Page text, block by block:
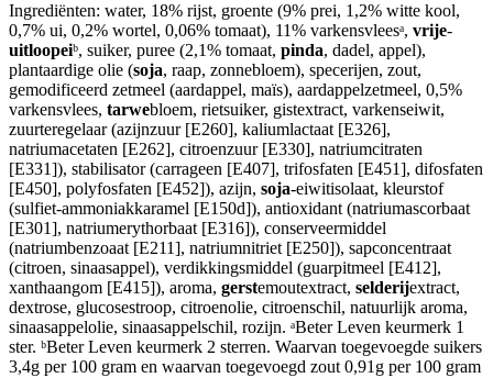
Ingrediënten: water, 18% rijst, groente (9% prei, 1,2% witte kool,
0,7% ui, 0,2% wortel, 0,06% tomaat), 11% varkensvleesᵃ, vrije-
uitloopeiᵇ, suiker, puree (2,1% tomaat, pinda, dadel, appel),
plantaardige olie (soja, raap, zonnebloem), specerijen, zout,
gemodificeerd zetmeel (aardappel, maïs), aardappelzetmeel, 0,5%
varkensvlees, tarwebloem, rietsuiker, gistextract, varkenseiwit,
zuurteregelaar (azijnzuur [E260], kaliumlactaat [E326],
natriumacetaten [E262], citroenzuur [E330], natriumcitraten
[E331]), stabilisator (carrageen [E407], trifosfaten [E451], difosfaten
[E450], polyfosfaten [E452]), azijn, soja-eiwitisolaat, kleurstof
(sulfiet-ammoniakkaramel [E150d]), antioxidant (natriumascorbaat
[E301], natriumerythorbaat [E316]), conserveermiddel
(natriumbenzoaat [E211], natriumnitriet [E250]), sapconcentraat
(citroen, sinaasappel), verdikkingsmiddel (guarpitmeel [E412],
xanthaangom [E415]), aroma, gerstemoutextract, selderijextract,
dextrose, glucosestroop, citroenolie, citroenschil, natuurlijk aroma,
sinaasappelolie, sinaasappelschil, rozijn. ᵃBeter Leven keurmerk 1
ster. ᵇBeter Leven keurmerk 2 sterren. Waarvan toegevoegde suikers
3,4g per 100 gram en waarvan toegevoegd zout 0,91g per 100 gram